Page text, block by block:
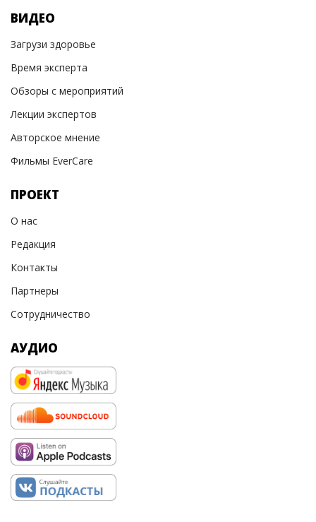
ВИДЕО
Загрузи здоровье
Время эксперта
Обзоры с мероприятий
Лекции экспертов
Авторское мнение
Фильмы EverCare
ПРОЕКТ
О нас
Редакция
Контакты
Партнеры
Сотрудничество
АУДИО